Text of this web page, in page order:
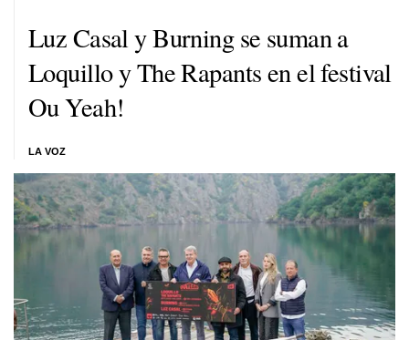
Luz Casal y Burning se suman a
Loquillo y The Rapants en el festival
Ou Yeah!
LA VOZ